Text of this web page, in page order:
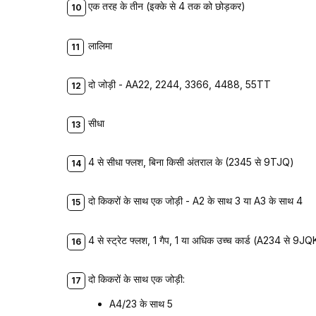
एक तरह के तीन (इक्के से 4 तक को छोड़कर)
लालिमा
दो जोड़ी - AA22, 2244, 3366, 4488, 55TT
सीधा
4 से सीधा फ्लश, बिना किसी अंतराल के (2345 से 9TJQ)
दो किकरों के साथ एक जोड़ी - A2 के साथ 3 या A3 के साथ 4
4 से स्ट्रेट फ्लश, 1 गैप, 1 या अधिक उच्च कार्ड (A234 से
दो किकरों के साथ एक जोड़ी:
A4/23 के साथ 5